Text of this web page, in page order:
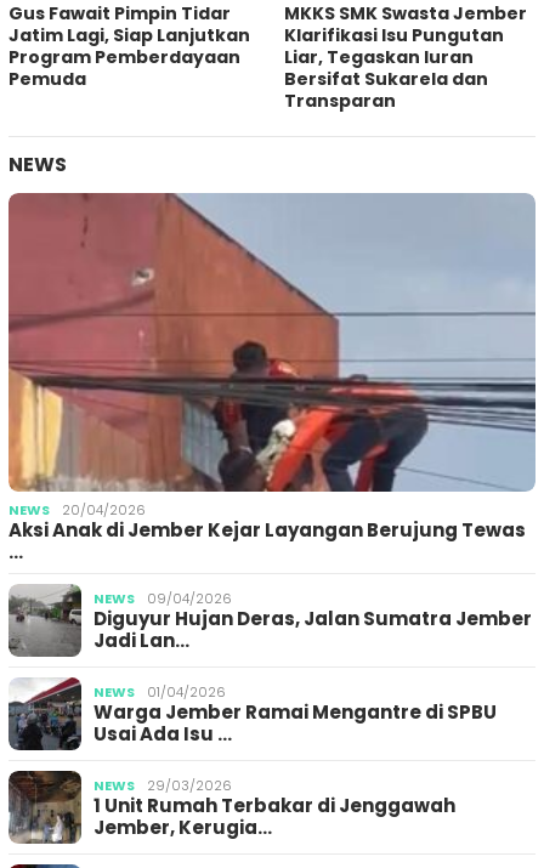
Gus Fawait Pimpin Tidar
Jatim Lagi, Siap Lanjutkan
Program Pemberdayaan
Pemuda
MKKS SMK Swasta Jember
Klarifikasi Isu Pungutan
Liar, Tegaskan Iuran
Bersifat Sukarela dan
Transparan
NEWS
NEWS 20/04/2026
Aksi Anak di Jember Kejar Layangan Berujung Tewas
…
NEWS 09/04/2026
Diguyur Hujan Deras, Jalan Sumatra Jember
Jadi Lan…
NEWS 01/04/2026
Warga Jember Ramai Mengantre di SPBU
Usai Ada Isu …
NEWS 29/03/2026
1 Unit Rumah Terbakar di Jenggawah
Jember, Kerugia…